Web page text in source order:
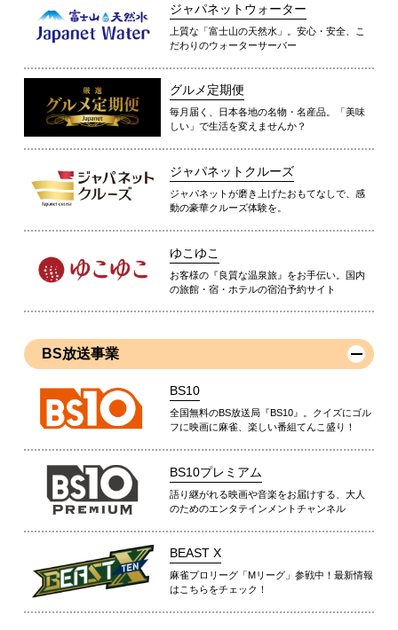
ジャパネットウォーター
上質な「富士山の天然水」。安心・安全、こ
だわりのウォーターサーバー
グルメ定期便
毎月届く、日本各地の名物・名産品。「美味
しい」で生活を変えませんか？
ジャパネットクルーズ
ジャパネットが磨き上げたおもてなしで、感
動の豪華クルーズ体験を。
ゆこゆこ
お客様の『良質な温泉旅』をお手伝い。国内
の旅館・宿・ホテルの宿泊予約サイト
BS放送事業
BS10
全国無料のBS放送局『BS10』。クイズにゴル
フに映画に麻雀、楽しい番組てんこ盛り！
BS10プレミアム
語り継がれる映画や音楽をお届けする、大人
のためのエンタテインメントチャンネル
BEAST X
麻雀プロリーグ「Mリーグ」参戦中！最新情報
はこちらをチェック！